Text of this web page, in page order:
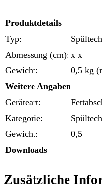
Produktdetails
Typ:
Abmessung (cm): x x
Gewicht:
0,5 kg
Weitere Angaben
Geräteart:
Kategorie:
Gewicht:
0,5
Downloads
Zusätzliche